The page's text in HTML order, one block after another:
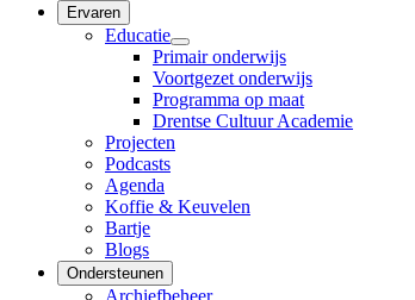
Ervaren
Educatie
Primair onderwijs
Voortgezet onderwijs
Programma op maat
Drentse Cultuur Academie
Projecten
Podcasts
Agenda
Koffie & Keuvelen
Bartje
Blogs
Ondersteunen
Archiefbeheer